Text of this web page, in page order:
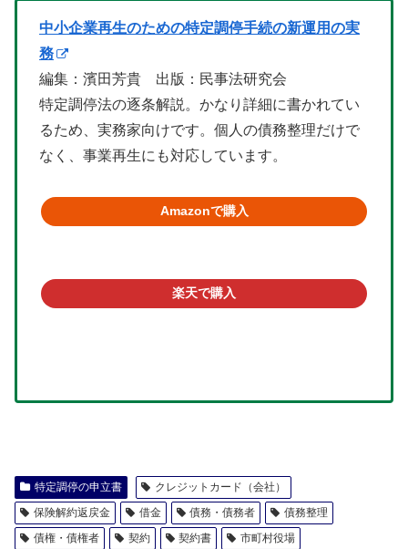
中小企業再生のための特定調停手続の新運用の実
務
編集：濱田芳貴 出版：民事法研究会
特定調停法の逐条解説。かなり詳細に書かれてい
るため、実務家向けです。個人の債務整理だけで
なく、事業再生にも対応しています。
Amazonで購入
楽天で購入
特定調停の申立書
クレジットカード（会社）
保険解約返戻金
借金 債務・債務者
債務整理
債権・債権者
契約 契約書
市町村役場